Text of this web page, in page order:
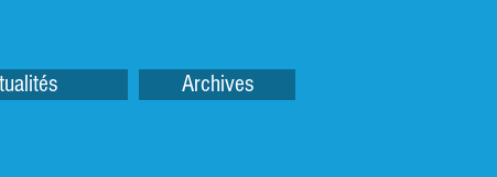
Archives